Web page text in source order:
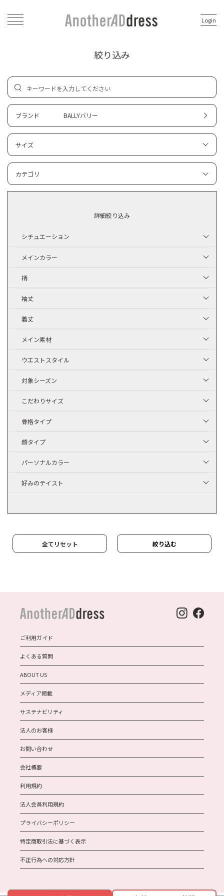
Login
絞り込み
ブランド BALLYバリー
サイズ
カテゴリ
詳細絞り込み
シチュエーション
メインカラー
柄
袖丈
着丈
メイン素材
ウエストスタイル
対象シーズン
こだわりサイズ
骨格タイプ
顔タイプ
パーソナルカラー
好みのテイスト
全てリセット 絞り込む
ご利用ガイド
よくある質問
ABOUT US
メディア掲載
サステナビリティ
法人のお客様
お問い合わせ
会社概要
利用規約
法人会員利用規約
プライバシーポリシー
特定商取引法に基づく表示
不正行為への対応方針